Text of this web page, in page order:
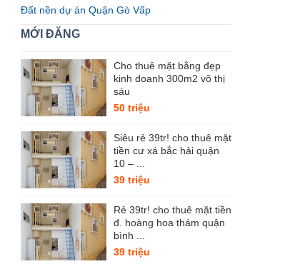
Đất nền dự án Quận Gò Vấp
MỚI ĐĂNG
Cho thuê mặt bằng đẹp
kinh doanh 300m2 võ thị
sáu
50 triệu
Siêu rẻ 39tr! cho thuê mặt
tiền cư xá bắc hải quận
10 – ...
39 triệu
Rẻ 39tr! cho thuê mặt tiền
đ. hoàng hoa thám quận
bình ...
39 triệu